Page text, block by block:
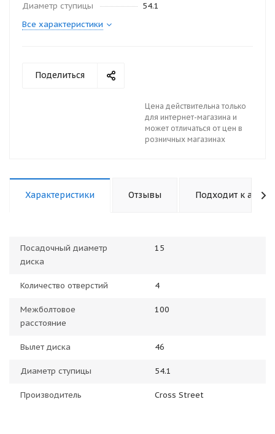
Диаметр ступицы
54.1
Все характеристики
Поделиться
Цена действительна только
для интернет-магазина и
может отличаться от цен в
розничных магазинах
Характеристики Отзывы Подходит к авто
Посадочный диаметр
диска
15
Количество отверстий 4
Межболтовое
расстояние
100
Вылет диска 46
Диаметр ступицы 54.1
Производитель Cross Street